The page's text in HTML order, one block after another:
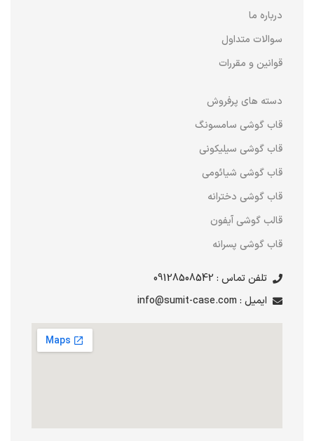
درباره ما
سوالات متداول
قوانین و مقررات
دسته های پرفروش
قاب گوشی سامسونگ
قاب گوشی سیلیکونی
قاب گوشی شیائومی
قاب گوشی دخترانه
قالب گوشی آیفون
قاب گوشی پسرانه
تلفن تماس : 09128508542
ایمیل : info@sumit-case.com